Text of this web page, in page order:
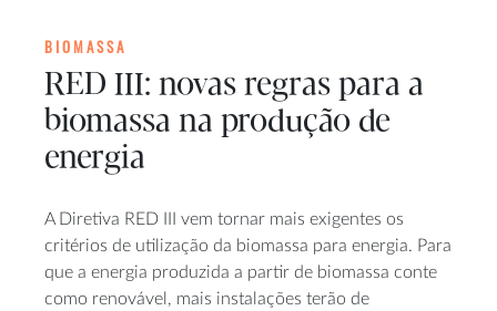
BIOMASSA
RED III: novas regras para a
biomassa na produção de
energia
A Diretiva RED III vem tornar mais exigentes os
critérios de utilização da biomassa para energia. Para
que a energia produzida a partir de biomassa conte
como renovável, mais instalações terão de